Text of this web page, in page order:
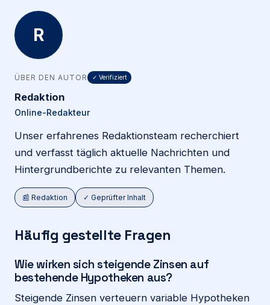
R
ÜBER DEN AUTOR ✓ Verifiziert
Redaktion
Online-Redakteur
Unser erfahrenes Redaktionsteam recherchiert
und verfasst täglich aktuelle Nachrichten und
Hintergrundberichte zu relevanten Themen.
📰 Redaktion ✓ Geprüfter Inhalt
Häufig gestellte Fragen
Wie wirken sich steigende Zinsen auf
bestehende Hypotheken aus?
Steigende Zinsen verteuern variable Hypotheken